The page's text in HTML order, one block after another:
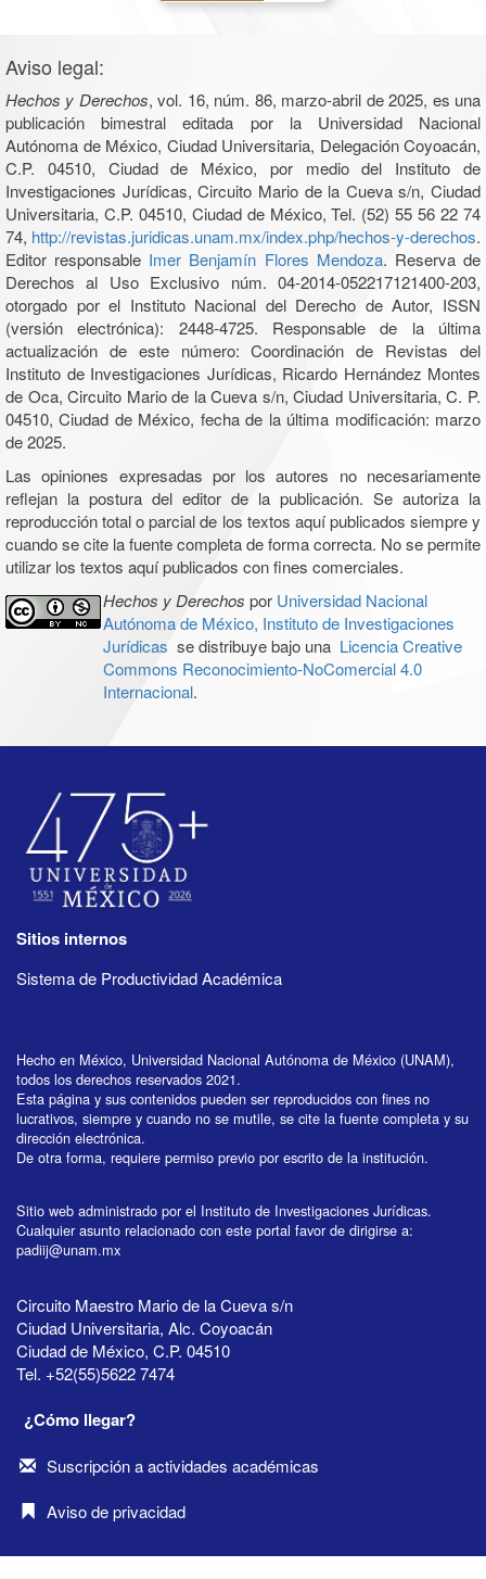
Aviso legal:
Hechos y Derechos, vol. 16, núm. 86, marzo-abril de 2025, es una
publicación bimestral editada por la Universidad Nacional
Autónoma de México, Ciudad Universitaria, Delegación Coyoacán,
C.P. 04510, Ciudad de México, por medio del Instituto de
Investigaciones Jurídicas, Circuito Mario de la Cueva s/n, Ciudad
Universitaria, C.P. 04510, Ciudad de México, Tel. (52) 55 56 22 74
74, http://revistas.juridicas.unam.mx/index.php/hechos-y-derechos.
Editor responsable Imer Benjamín Flores Mendoza. Reserva de
Derechos al Uso Exclusivo núm. 04-2014-052217121400-203,
otorgado por el Instituto Nacional del Derecho de Autor, ISSN
(versión electrónica): 2448-4725. Responsable de la última
actualización de este número: Coordinación de Revistas del
Instituto de Investigaciones Jurídicas, Ricardo Hernández Montes
de Oca, Circuito Mario de la Cueva s/n, Ciudad Universitaria, C. P.
04510, Ciudad de México, fecha de la última modificación: marzo
de 2025.
Las opiniones expresadas por los autores no necesariamente
reflejan la postura del editor de la publicación. Se autoriza la
reproducción total o parcial de los textos aquí publicados siempre y
cuando se cite la fuente completa de forma correcta. No se permite
utilizar los textos aquí publicados con fines comerciales.
Hechos y Derechos por Universidad Nacional
Autónoma de México, Instituto de Investigaciones
Jurídicas se distribuye bajo una Licencia Creative
Commons Reconocimiento-NoComercial 4.0
Internacional.
Sitios internos
Sistema de Productividad Académica
Hecho en México, Universidad Nacional Autónoma de México (UNAM),
todos los derechos reservados 2021.
Esta página y sus contenidos pueden ser reproducidos con fines no
lucrativos, siempre y cuando no se mutile, se cite la fuente completa y su
dirección electrónica.
De otra forma, requiere permiso previo por escrito de la institución.
Sitio web administrado por el Instituto de Investigaciones Jurídicas.
Cualquier asunto relacionado con este portal favor de dirigirse a:
padiij@unam.mx
Circuito Maestro Mario de la Cueva s/n
Ciudad Universitaria, Alc. Coyoacán
Ciudad de México, C.P. 04510
Tel. +52(55)5622 7474
¿Cómo llegar?
Suscripción a actividades académicas
Aviso de privacidad